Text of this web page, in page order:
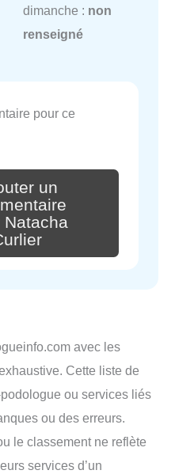
dimanche : non
renseigné
pour ce
un
Natacha
avec les
Cette liste de
ou services liés
ou des erreurs.
le classement ne reflète
services d’un